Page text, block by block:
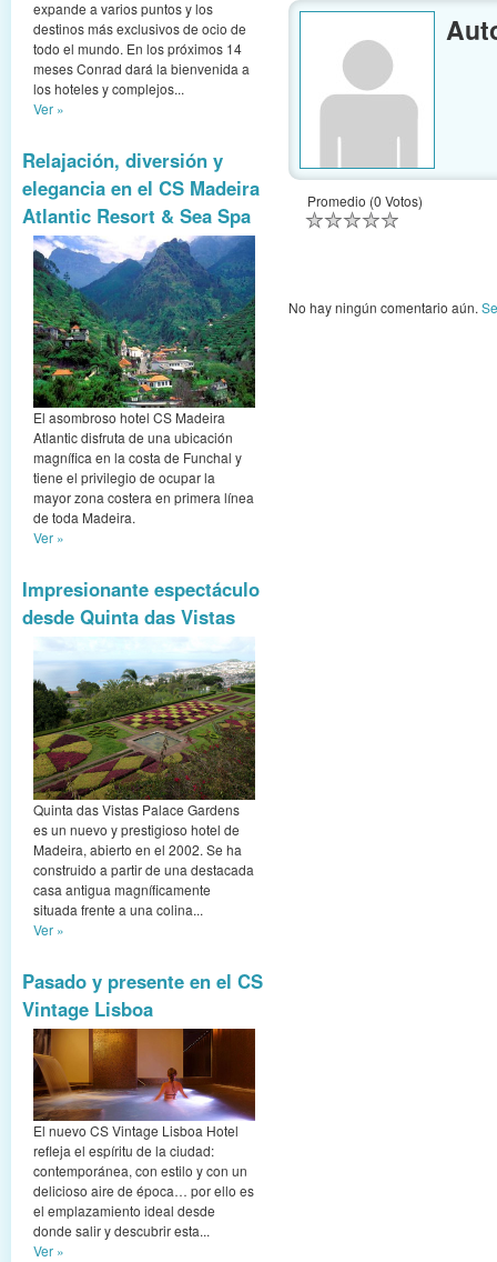
expande a varios puntos y los
destinos más exclusivos de ocio de
todo el mundo. En los próximos 14
meses Conrad dará la bienvenida a
los hoteles y complejos...
Ver »
Relajación, diversión y
elegancia en el CS Madeira
Atlantic Resort & Sea Spa
El asombroso hotel CS Madeira
Atlantic disfruta de una ubicación
magnífica en la costa de Funchal y
tiene el privilegio de ocupar la
mayor zona costera en primera línea
de toda Madeira.
Ver »
Impresionante espectáculo
desde Quinta das Vistas
Quinta das Vistas Palace Gardens
es un nuevo y prestigioso hotel de
Madeira, abierto en el 2002. Se ha
construido a partir de una destacada
casa antigua magníficamente
situada frente a una colina...
Ver »
Pasado y presente en el CS
Vintage Lisboa
El nuevo CS Vintage Lisboa Hotel
refleja el espíritu de la ciudad:
contemporánea, con estilo y con un
delicioso aire de época… por ello es
el emplazamiento ideal desde
donde salir y descubrir esta...
Ver »
Promedio (0 Votos)
No hay ningún comentario aún.